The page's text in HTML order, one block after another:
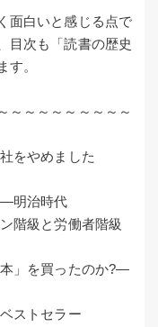
面白いと感じる点で
目次も「読書の歴史
す。
～～～～～～～～～
をやめました
―明治時代
階級と労働者階級
」を買ったのか?―
ストセラー